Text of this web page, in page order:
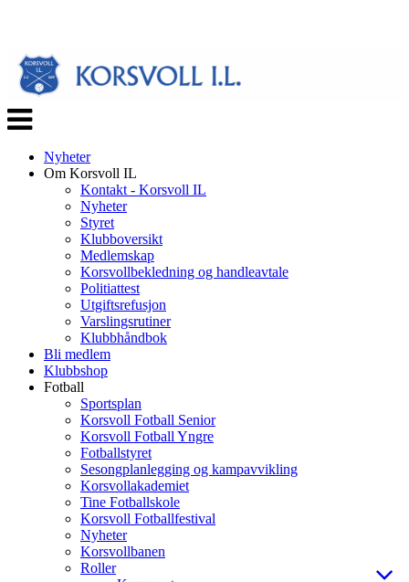
Veksle
navigasjon
Nyheter
Om Korsvoll IL
Kontakt - Korsvoll IL
Nyheter
Styret
Klubboversikt
Medlemskap
Korsvollbekledning og handleavtale
Politiattest
Utgiftsrefusjon
Varslingsrutiner
Klubbhåndbok
Bli medlem
Klubbshop
Fotball
Sportsplan
Korsvoll Fotball Senior
Korsvoll Fotball Yngre
Fotballstyret
Sesongplanlegging og kampavvikling
Korsvollakademiet
Tine Fotballskole
Korsvoll Fotballfestival
Nyheter
Korsvollbanen
Roller